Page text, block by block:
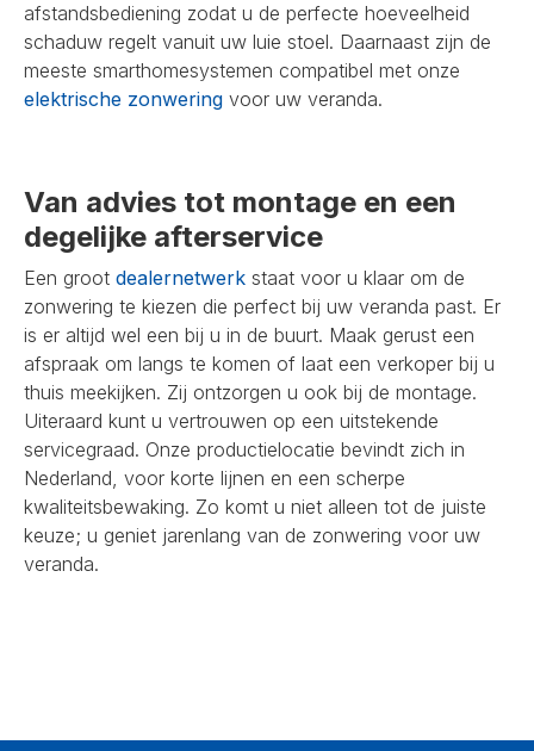
afstandsbediening zodat u de perfecte hoeveelheid
schaduw regelt vanuit uw luie stoel. Daarnaast zijn de
meeste smarthomesystemen compatibel met onze
elektrische zonwering voor uw veranda.
Van advies tot montage en een
degelijke afterservice
Een groot dealernetwerk staat voor u klaar om de
zonwering te kiezen die perfect bij uw veranda past. Er
is er altijd wel een bij u in de buurt. Maak gerust een
afspraak om langs te komen of laat een verkoper bij u
thuis meekijken. Zij ontzorgen u ook bij de montage.
Uiteraard kunt u vertrouwen op een uitstekende
servicegraad. Onze productielocatie bevindt zich in
Nederland, voor korte lijnen en een scherpe
kwaliteitsbewaking. Zo komt u niet alleen tot de juiste
keuze; u geniet jarenlang van de zonwering voor uw
veranda.